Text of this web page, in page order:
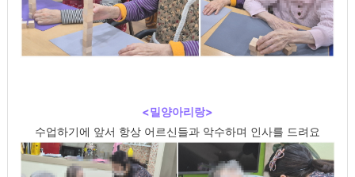
<밀양아리랑>
수업하기에 앞서 항상 어르신들과 악수하며 인사를 드려요